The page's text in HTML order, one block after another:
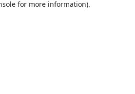
for more information).